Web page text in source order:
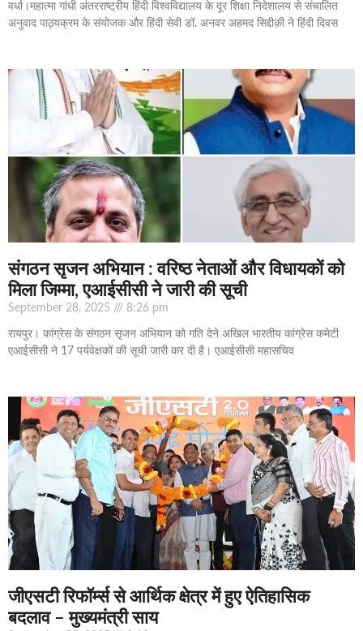
वर्धा।महात्मा गांधी अंतरराष्ट्रीय हिंदी विश्वविद्यालय के दूर शिक्षा निदेशालय से संचालित
अनुवाद पाठ्यक्रम के संयोजक और हिंदी सेवी डॉ. अनवर अहमद सिद्दीक़ी ने हिंदी दिवस
संगठन सृजन अभियान : वरिष्ठ नेताओं और विधायकों को
मिला जिम्मा, एआईसीसी ने जारी की सूची
September 28, 2025 8:26 pm
रायपुर। कांग्रेस के संगठन सृजन अभियान को गति देने अखिल भारतीय कांग्रेस कमेटी
एआईसीसी ने 17 पर्यवेक्षकों की सूची जारी कर दी है। एआईसीसी महासचिव
जीएसटी रिफॉर्म्स से आर्थिक क्षेत्र में हुए ऐतिहासिक
बदलाव – मुख्यमंत्री साय